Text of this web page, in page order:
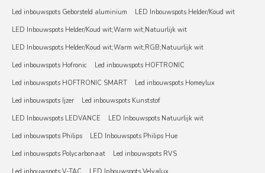
Led inbouwspots Geborsteld aluminium
LED Inbouwspots Helder/Koud wit
LED Inbouwspots Helder/Koud wit;Warm wit;Natuurlijk wit
LED Inbouwspots Helder/Koud wit;Warm wit;RGB;Natuurlijk wit
Led inbouwspots Hofronic
Led inbouwspots HOFTRONIC
Led inbouwspots HOFTRONIC SMART
Led inbouwspots Homeylux
Led inbouwspots Ijzer
Led inbouwspots Kunststof
LED Inbouwspots LEDVANCE
LED Inbouwspots Natuurlijk wit
Led inbouwspots Philips
LED Inbouwspots Philips Hue
Led inbouwspots Polycarbonaat
Led inbouwspots RVS